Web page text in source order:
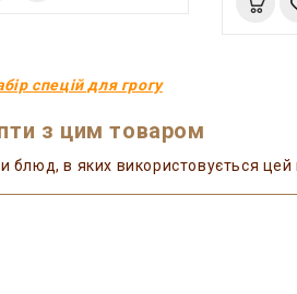
спецій для грогу
з цим товаром
блюд, в яких використовується